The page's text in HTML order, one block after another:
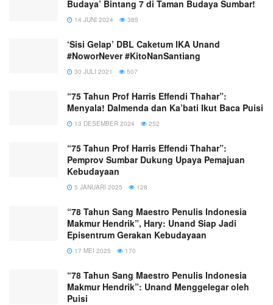
Budaya’ Bintang 7 di Taman Budaya Sumbar!
14 JUNI 2024 385
‘Sisi Gelap’ DBL Caketum IKA Unand
#NoworNever #KitoNanSantiang
30 JULI 2021 507
“75 Tahun Prof Harris Effendi Thahar”:
Menyala! Dalmenda dan Ka’bati Ikut Baca Puisi
13 DESEMBER 2024 252
“75 Tahun Prof Harris Effendi Thahar”:
Pemprov Sumbar Dukung Upaya Pemajuan
Kebudayaan
5 JANUARI 2025 128
“78 Tahun Sang Maestro Penulis Indonesia
Makmur Hendrik”, Hary: Unand Siap Jadi
Episentrum Gerakan Kebudayaan
17 MEI 2025 170
“78 Tahun Sang Maestro Penulis Indonesia
Makmur Hendrik”: Unand Menggelegar oleh
Puisi